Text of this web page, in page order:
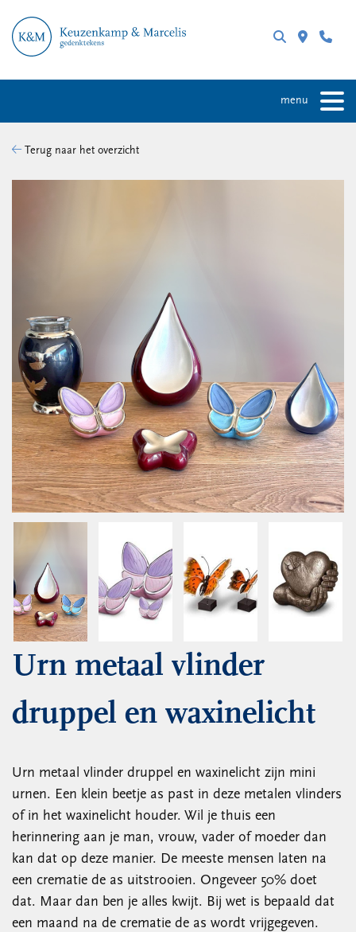
menu
Terug naar het overzicht
Urn metaal vlinder
druppel en waxinelicht
Urn metaal vlinder druppel en waxinelicht zijn mini
urnen. Een klein beetje as past in deze metalen vlinders
of in het waxinelicht houder. Wil je thuis een
herinnering aan je man, vrouw, vader of moeder dan
kan dat op deze manier. De meeste mensen laten na
een crematie de as uitstrooien. Ongeveer 50% doet
dat. Maar dan ben je alles kwijt. Bij wet is bepaald dat
een maand na de crematie de as wordt vrijgegeven.